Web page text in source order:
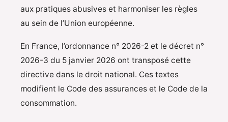
aux pratiques abusives et harmoniser les règles
au sein de l’Union européenne.
En France, l’ordonnance n° 2026-2 et le décret n°
2026-3 du 5 janvier 2026 ont transposé cette
directive dans le droit national. Ces textes
modifient le Code des assurances et le Code de la
consommation.